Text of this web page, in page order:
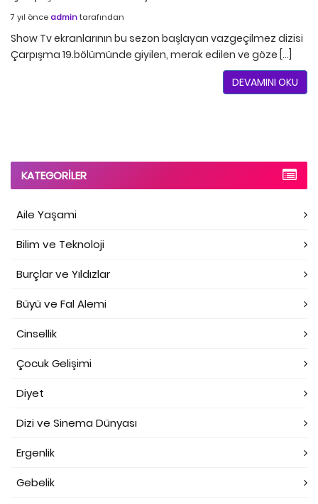
7 yıl önce admintarafından
Show Tv ekranlarının bu sezon başlayan vazgeçilmez dizisi
Çarpışma 19.bölümünde giyilen, merak edilen ve göze […]
DEVAMINI OKU
KATEGORILER
Aile Yaşami
Bilim ve Teknoloji
Burçlar ve Yıldızlar
Büyü ve Fal Alemi
Cinsellik
Çocuk Gelişimi
Diyet
Dizi ve Sinema Dünyası
Ergenlik
Gebelik